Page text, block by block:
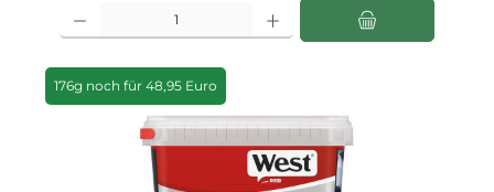
Produkt Anzahl: Gib den gewünschten Wert ein oder benutze die
176g noch für 48,95 Euro